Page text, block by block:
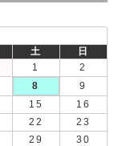
土
日
1
2
8
9
15
16
22
23
29
30